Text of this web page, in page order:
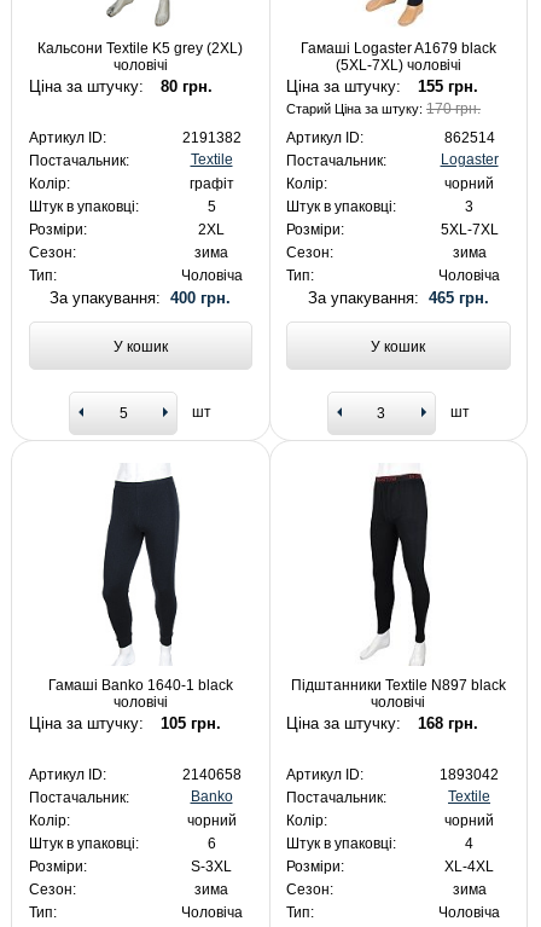
Кальсони Textile K5 grey (2XL)
чоловічі
Ціна за штучку: 80 грн.
Артикул ID:
2191382
Постачальник:
Textile
Колір:
графіт
Штук в упаковці:
5
Розміри:
2XL
Сезон:
зима
Тип:
Чоловіча
За упакування:400 грн.
У кошик
шт
Гамаші Logaster A1679 black
(5XL-7XL) чоловічі
Ціна за штучку: 155 грн.
Старий Ціна за штуку:170 грн.
Артикул ID:
862514
Постачальник:
Logaster
Колір:
чорний
Штук в упаковці:
3
Розміри:
5XL-7XL
Сезон:
зима
Тип:
Чоловіча
За упакування: 465 грн.
У кошик
шт
Гамаші Banko 1640-1 black
чоловічі
Ціна за штучку: 105 грн.
Артикул ID:
2140658
Постачальник:
Banko
Колір:
чорний
Штук в упаковці:
6
Розміри:
S-3XL
Сезон:
зима
Тип:
Чоловіча
Підштанники Textile N897 black
чоловічі
Ціна за штучку: 168 грн.
Артикул ID:
1893042
Постачальник:
Textile
Колір:
чорний
Штук в упаковці:
4
Розміри:
XL-4XL
Сезон:
зима
Тип:
Чоловіча